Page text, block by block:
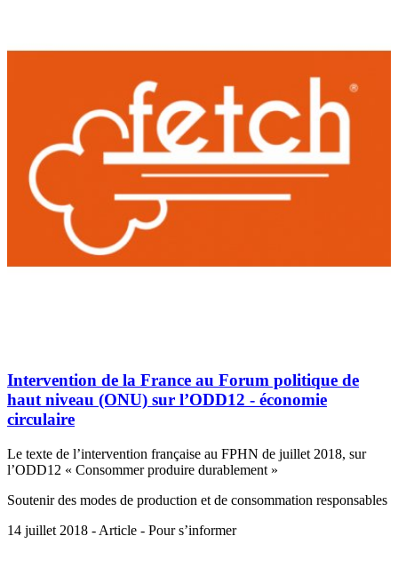
Intervention de la France au Forum politique de
haut niveau (ONU) sur l’ODD12 - économie
circulaire
Le texte de l’intervention française au FPHN de juillet 2018, sur
l’ODD12 « Consommer produire durablement »
Soutenir des modes de production et de consommation responsables
14 juillet 2018 - Article - Pour s’informer